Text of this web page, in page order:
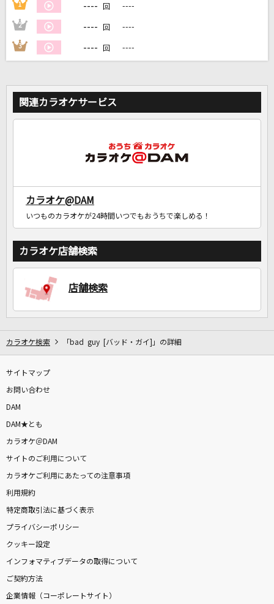
1 ---- 回 ----
2 ---- 回 ----
3 ---- 回 ----
関連カラオケサービス
カラオケ@DAM
いつものカラオケが24時間いつでもおうちで楽しめる！
カラオケ店舗検索
店舗検索
カラオケ検索 「bad guy [バッド・ガイ]」の詳細
サイトマップ
お問い合わせ
DAM
DAM★とも
カラオケ＠DAM
サイトのご利用について
カラオケご利用にあたっての注意事項
利用規約
特定商取引法に基づく表示
プライバシーポリシー
クッキー設定
インフォマティブデータの取得について
ご契約方法
企業情報（コーポレートサイト）